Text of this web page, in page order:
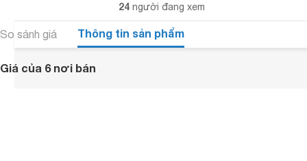
24 người đang xem
So sánh giá Thông tin sản phẩm
Giá của 6 nơi bán